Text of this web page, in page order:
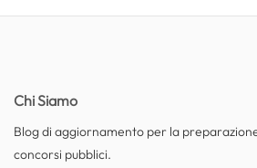
Chi Siamo
Blog di aggiornamento per la
concorsi pubblici.